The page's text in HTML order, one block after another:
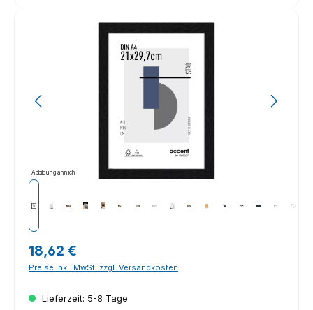
Abbildung ähnlich
Regulärer Preis:
18,62 €
Preise inkl. MwSt. zzgl. Versandkosten
Lieferzeit: 5-8 Tage